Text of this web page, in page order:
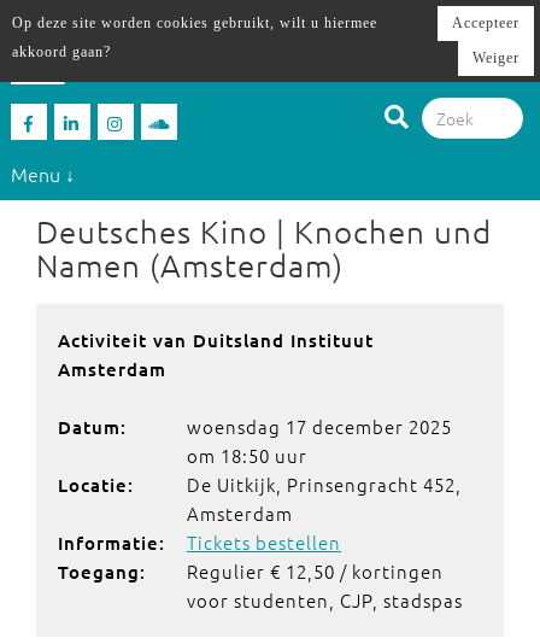
Menu ↓
Deutsches Kino | Knochen und
Namen (Amsterdam)
Activiteit van Duitsland Instituut
Amsterdam
Datum:
woensdag 17 december 2025
om 18:50 uur
Locatie:
De Uitkijk, Prinsengracht 452,
Amsterdam
Informatie: Tickets bestellen
Toegang:
Regulier € 12,50 / kortingen
voor studenten, CJP, stadspas
Op deze site worden cookies gebruikt, wilt u hiermee
akkoord gaan?
Accepteer
Weiger